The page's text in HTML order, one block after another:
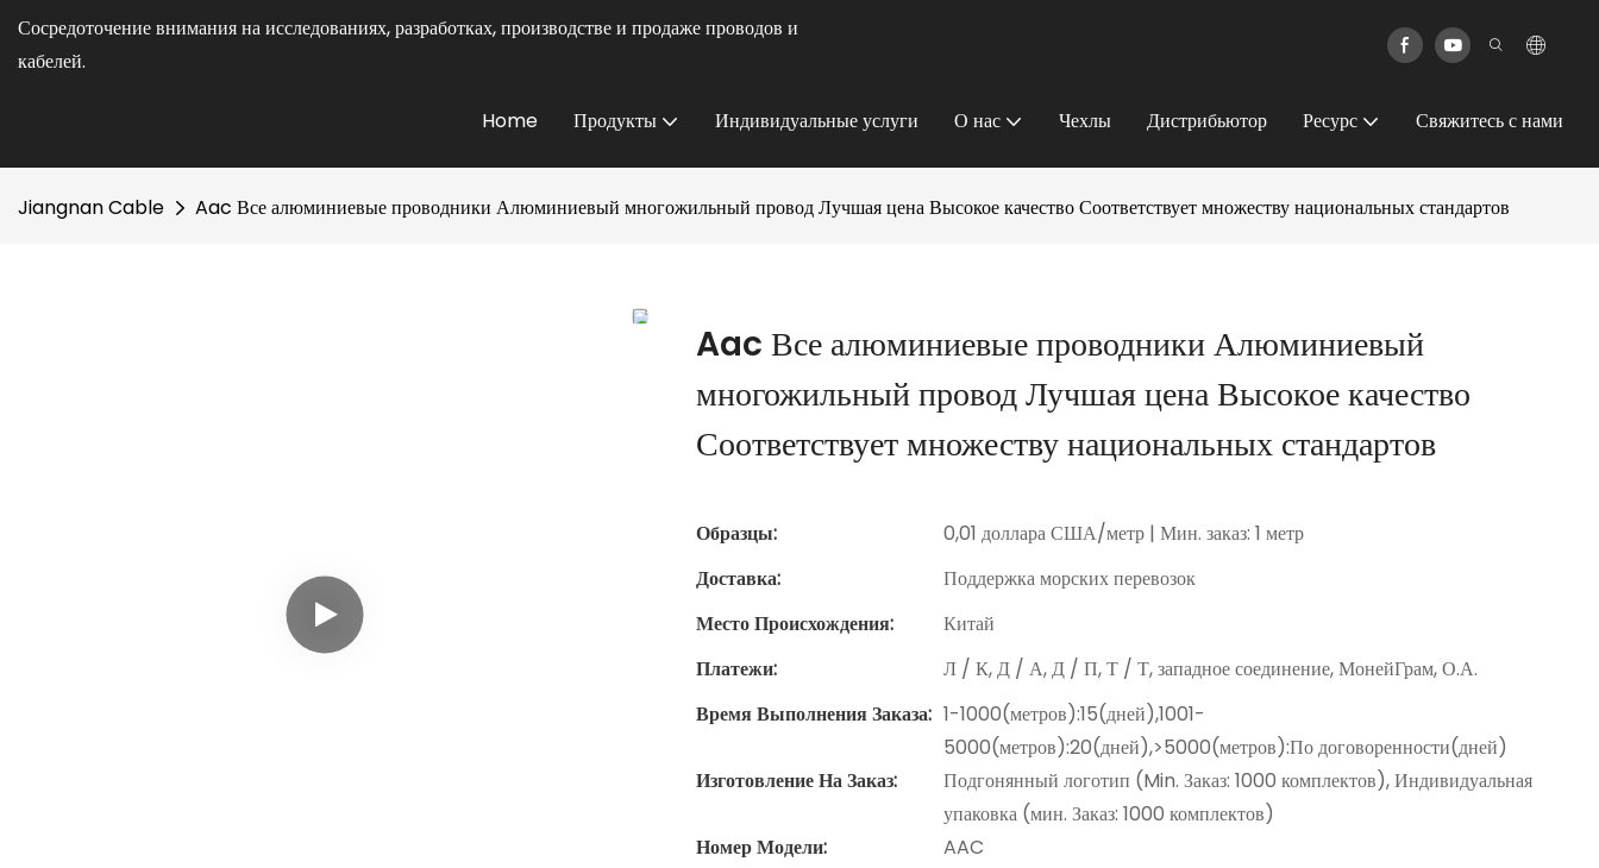
Сосредоточение внимания на исследованиях, разработках, производстве и продаже проводов и
кабелей.
Home Продукты Индивидуальные услуги О нас Чехлы Дистрибьютор Ресурс Свяжитесь с нами
Jiangnan Cable Aac Все алюминиевые проводники Алюминиевый многожильный провод Лучшая цена Высокое качество Соответствует множеству национальных стандартов
Aac Все алюминиевые проводники Алюминиевый
многожильный провод Лучшая цена Высокое качество
Соответствует множеству национальных стандартов
Образцы:
0,01 доллара США/метр | Мин. заказ: 1 метр
Доставка:
Поддержка морских перевозок
Место Происхождения:
Китай
Платежи:
Л / К, Д / А, Д / П, Т / Т, западное соединение, МонейГрам, О.А.
Время Выполнения Заказа: 1-1000(метров):15(дней),1001-
5000(метров):20(дней),>5000(метров):По договоренности(дней)
Изготовление На Заказ:
Подгонянный логотип (Min. Заказ: 1000 комплектов), Индивидуальная
упаковка (мин. Заказ: 1000 комплектов)
Номер Модели:
AAC